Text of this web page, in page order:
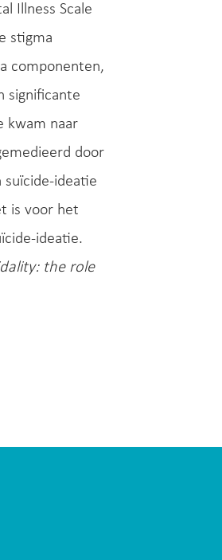
Illness Scale
stigma
componenten,
significante
kwam naar
door
suïcide-ideatie
is voor het
ideatie.
the role